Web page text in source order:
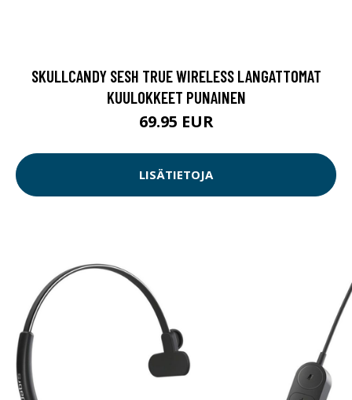
SKULLCANDY SESH TRUE WIRELESS LANGATTOMAT
KUULOKKEET PUNAINEN
69.95 EUR
LISÄTIETOJA